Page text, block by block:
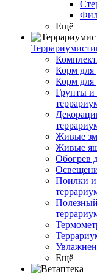
Ещё
Корм для
Корм для
Грунты и
Живые
Живые
Обогрев
Поилки
Ещё